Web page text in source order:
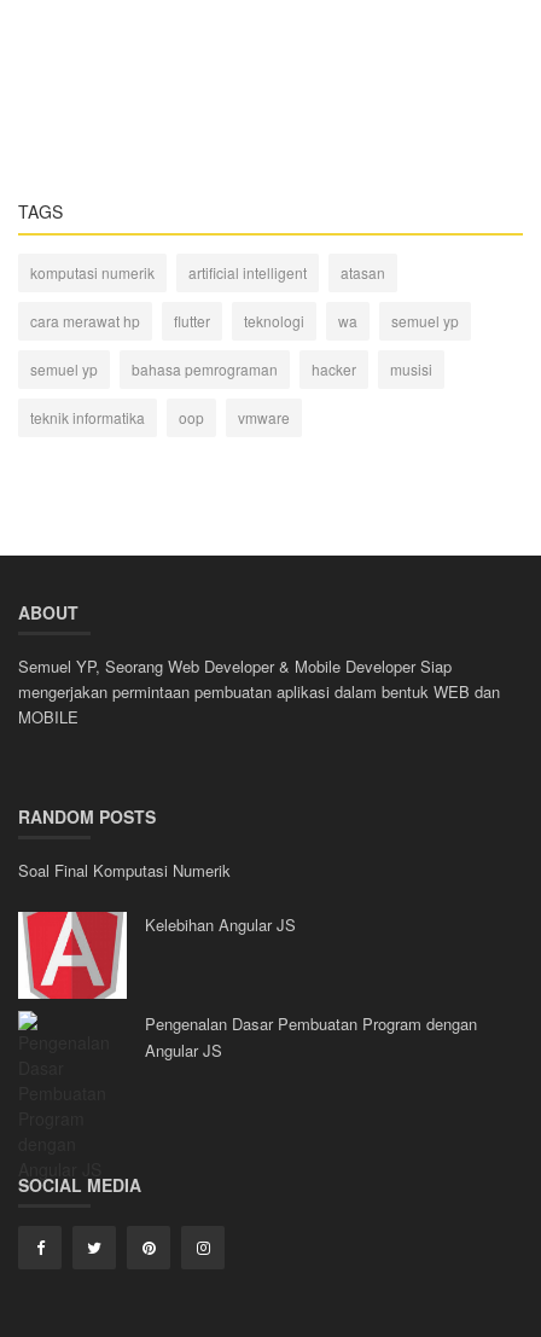
TAGS
komputasi numerik artificial intelligent atasan
cara merawat hp flutter teknologi wa semuel yp
semuel yp bahasa pemrograman hacker musisi
teknik informatika oop vmware
ABOUT
Semuel YP, Seorang Web Developer & Mobile Developer Siap
mengerjakan permintaan pembuatan aplikasi dalam bentuk WEB dan
MOBILE
RANDOM POSTS
Soal Final Komputasi Numerik
Kelebihan Angular JS
Pengenalan Dasar Pembuatan Program dengan
Angular JS
SOCIAL MEDIA